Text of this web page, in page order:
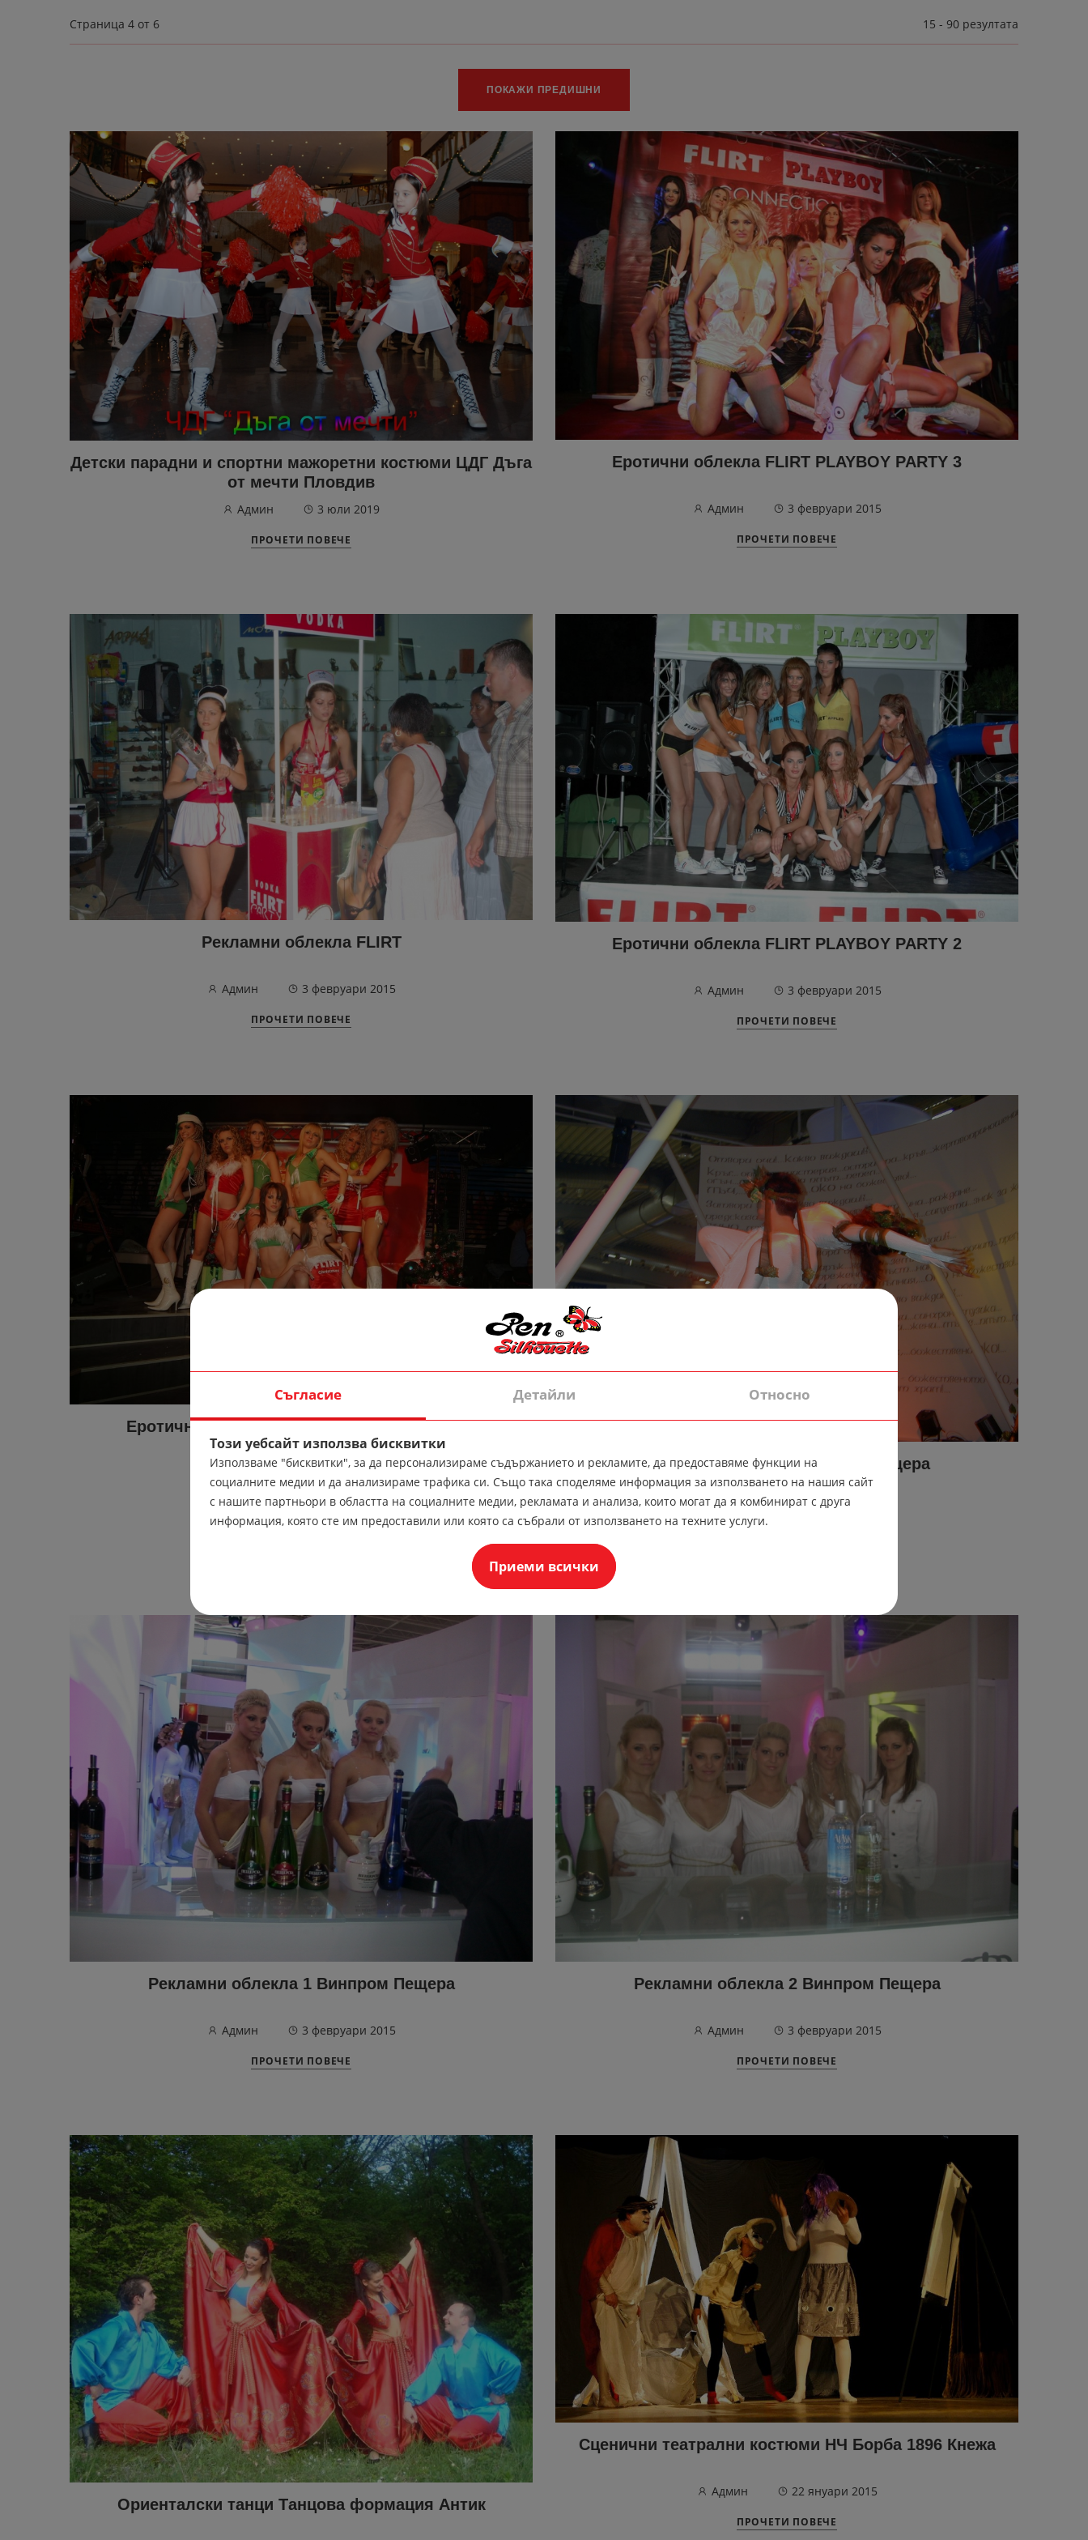
Страница4 от 6 15 - 90резултата
ПОКАЖИ ПРЕДИШНИ
Детски парадни и спортни мажоретни костюми ЦДГ Дъга
от мечти Пловдив
Админ 3 юли 2019
ПРОЧЕТИ ПОВЕЧЕ
Еротични облекла FLIRT PLAYBOY PARTY 3
Админ 3 февруари 2015
ПРОЧЕТИ ПОВЕЧЕ
Рекламни облекла FLIRT
Админ 3 февруари 2015
ПРОЧЕТИ ПОВЕЧЕ
Еротични облекла FLIRT PLAYBOY PARTY 2
Админ 3 февруари 2015
ПРОЧЕТИ ПОВЕЧЕ
Еротични облекла FLIRT PLAYBOY PARTY 1
3 февруари 2015
ПРОЧЕТИ ПОВЕЧЕ
Облекла за сцена Винпром Пещера
Админ 3 февруари 2015
Рекламни облекла 1 Винпром Пещера
Админ 3 февруари 2015
ПРОЧЕТИ ПОВЕЧЕ
Рекламни облекла 2 Винпром Пещера
Админ 3 февруари 2015
ПРОЧЕТИ ПОВЕЧЕ
Ориенталски танци Танцова формация Антик
Сценични театрални костюми НЧ Борба 1896 Кнежа
Админ 22 януари 2015
ПРОЧЕТИ ПОВЕЧЕ
Съгласие Детайли Относно
Този уебсайт използва бисквитки
Използваме "бисквитки", за да персонализираме съдържанието и рекламите, да предоставяме функции на
социалните медии и да анализираме трафика си. Също така споделяме информация за използването на нашия сайт
с нашите партньори в областта на социалните медии, рекламата и анализа, които могат да я комбинират с друга
информация, която сте им предоставили или която са събрали от използването на техните услуги.
Приеми всички